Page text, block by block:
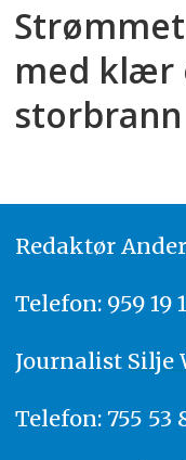
med klær
storbrann
Redaktør A
Telefon: 959 19
Journalist Silje
Telefon: 755 53